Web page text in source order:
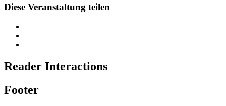
Diese Veranstaltung teilen
Reader Interactions
Footer